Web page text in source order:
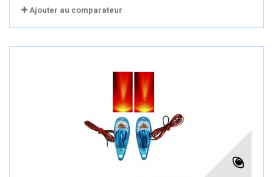
Ajouter au comparateur